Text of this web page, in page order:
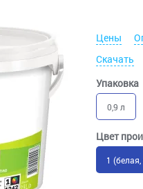
Цены
Скачать
Упаковка
0,9 л
Цвет
1